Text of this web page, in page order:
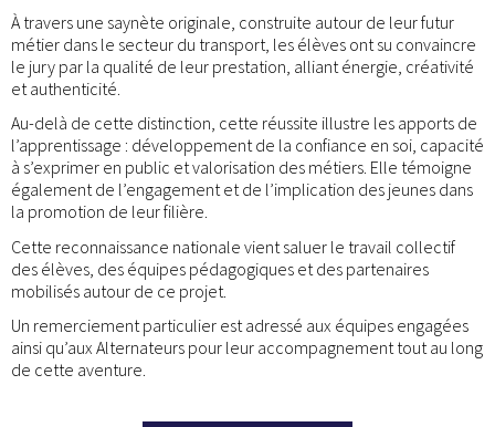
À travers une saynète originale, construite autour de leur futur
métier dans le secteur du transport, les élèves ont su convaincre
le jury par la qualité de leur prestation, alliant énergie, créativité
et authenticité.
Au-delà de cette distinction, cette réussite illustre les apports de
l’apprentissage : développement de la confiance en soi, capacité
à s’exprimer en public et valorisation des métiers. Elle témoigne
également de l’engagement et de l’implication des jeunes dans
la promotion de leur filière.
Cette reconnaissance nationale vient saluer le travail collectif
des élèves, des équipes pédagogiques et des partenaires
mobilisés autour de ce projet.
Un remerciement particulier est adressé aux équipes engagées
ainsi qu’aux Alternateurs pour leur accompagnement tout au long
de cette aventure.